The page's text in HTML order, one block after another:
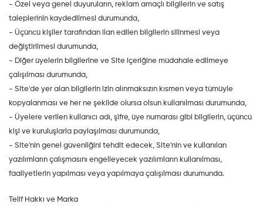
- Özel veya genel duyuruların, reklam amaçlı bilgilerin ve satış
taleplerinin kaydedilmesi durumunda,
- Üçüncü kişiler tarafından ilan edilen bilgilerin silinmesi veya
değiştirilmesi durumunda,
- Diğer üyelerin bilgilerine ve Site içeriğine müdahale edilmeye
çalışılması durumunda,
- Site'de yer alan bilgilerin izin alınmaksızın kısmen veya tümüyle
kopyalanması ve her ne şekilde olursa olsun kullanılması durumunda,
- Üyelere verilen kullanıcı adı, şifre, üye numarası gibi bilgilerin, üçüncü
kişi ve kuruluşlarla paylaşılması durumunda,
- Site'nin genel güvenliğini tehdit edecek, Site'nin ve kullanılan
yazılımların çalışmasını engelleyecek yazılımların kullanılması,
faaliyetlerin yapılması veya yapılmaya çalışılması durumunda.
Telif Hakkı ve Marka